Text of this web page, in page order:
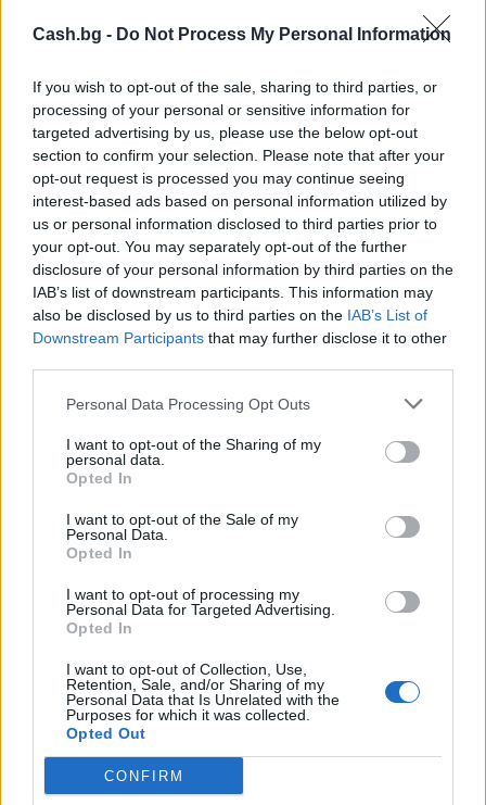
Cash.bg - Do Not Process My Personal Information
If you wish to opt-out of the sale, sharing to third parties, or
processing of your personal or sensitive information for
targeted advertising by us, please use the below opt-out
section to confirm your selection. Please note that after your
opt-out request is processed you may continue seeing
interest-based ads based on personal information utilized by
us or personal information disclosed to third parties prior to
your opt-out. You may separately opt-out of the further
disclosure of your personal information by third parties on the
IAB’s list of downstream participants. This information may
also be disclosed by us to third parties on the IAB’s List of
Downstream Participants that may further disclose it to other
Personal Data Processing Opt Outs
I want to opt-out of the Sharing of my
personal data.
Opted In
I want to opt-out of the Sale of my
Personal Data.
Opted In
I want to opt-out of processing my
Personal Data for Targeted Advertising.
Opted In
I want to opt-out of Collection, Use,
Retention, Sale, and/or Sharing of my
Personal Data that Is Unrelated with the
Purposes for which it was collected.
Opted Out
CONFIRM
Древен храм на почти 900 години
откриха под кафене за сладолед в
Полша
07.08.2026 / 16:00
Изкуствен интелект за първи път
създаде нови жизнеспособни вируси
07.08.2026 / 15:30